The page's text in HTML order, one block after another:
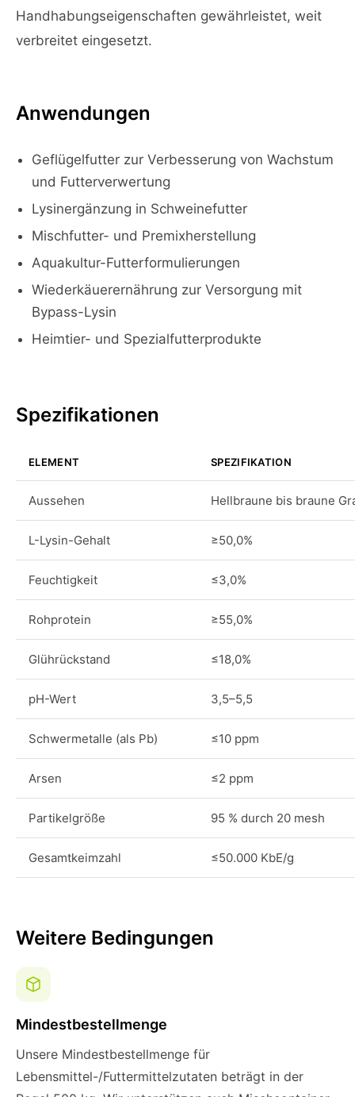
Handhabungseigenschaften gewährleistet, weit
verbreitet eingesetzt.
Anwendungen
Geflügelfutter zur Verbesserung von Wachstum
und Futterverwertung
Lysinergänzung in Schweinefutter
Mischfutter- und Premixherstellung
Aquakultur-Futterformulierungen
Wiederkäuerernährung zur Versorgung mit
Bypass-Lysin
Heimtier- und Spezialfutterprodukte
Spezifikationen
ELEMENT SPEZIFIKATION
Aussehen Hellbraune bis braune
L-Lysin-Gehalt ≥50,0%
Feuchtigkeit ≤3,0%
Rohprotein ≥55,0%
Glührückstand ≤18,0%
pH-Wert 3,5–5,5
Schwermetalle (als Pb) ≤10 ppm
Arsen ≤2 ppm
Partikelgröße 95 % durch 20 mesh
Gesamtkeimzahl ≤50.000 KbE/g
Weitere Bedingungen
Mindestbestellmenge
Unsere Mindestbestellmenge für
Lebensmittel-/Futtermittelzutaten beträgt in der